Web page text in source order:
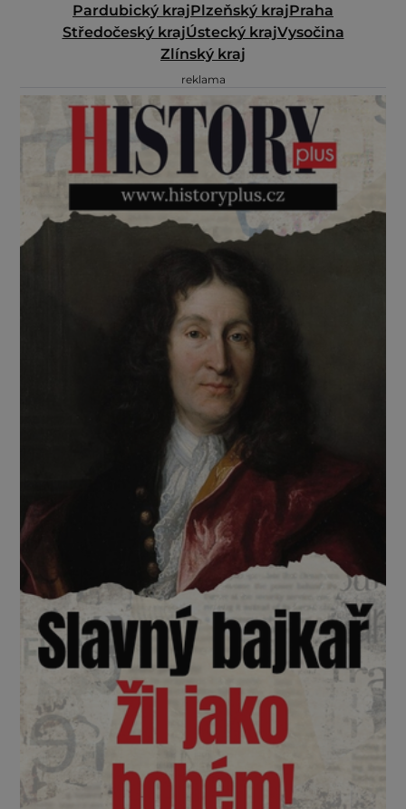
Pardubický krajPlzeňský krajPraha
Středočeský krajÚstecký krajVysočina
Zlínský kraj
reklama